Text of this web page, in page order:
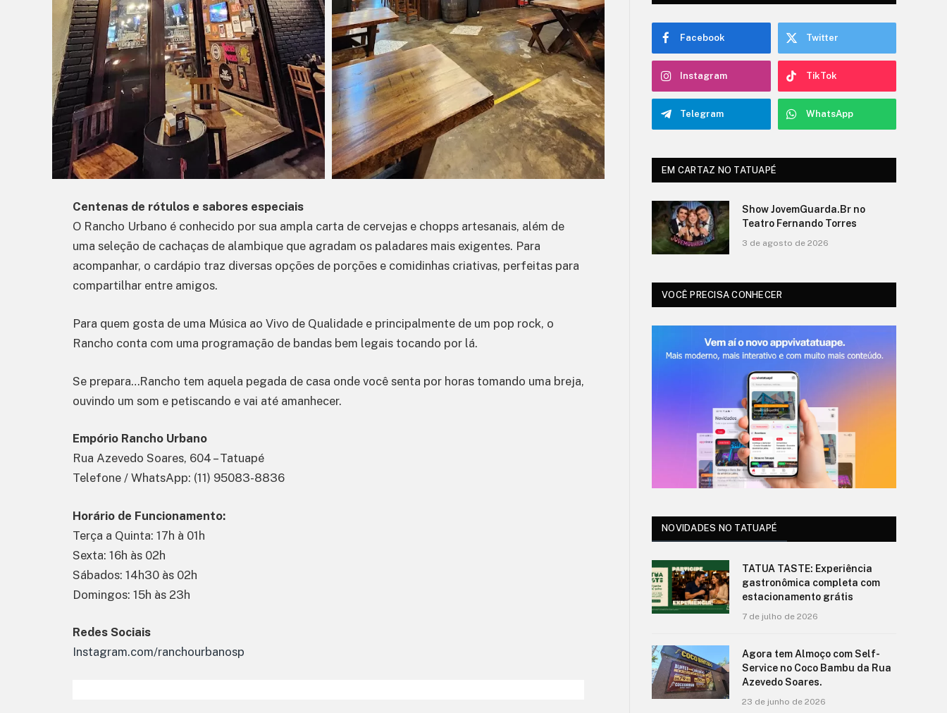
Centenas de rótulos e sabores especiais
O Rancho Urbano é conhecido por sua ampla carta de cervejas e chopps artesanais, além de
uma seleção de cachaças de alambique que agradam os paladares mais exigentes. Para
acompanhar, o cardápio traz diversas opções de porções e comidinhas criativas, perfeitas para
compartilhar entre amigos.
Para quem gosta de uma Música ao Vivo de Qualidade e principalmente de um pop rock, o
Rancho conta com uma programação de bandas bem legais tocando por lá.
Se prepara…Rancho tem aquela pegada de casa onde você senta por horas tomando uma breja,
ouvindo um som e petiscando e vai até amanhecer.
Empório Rancho Urbano
Rua Azevedo Soares, 604 – Tatuapé
Telefone / WhatsApp: (11) 95083-8836
Horário de Funcionamento:
Terça a Quinta: 17h à 01h
Sexta: 16h às 02h
Sábados: 14h30 às 02h
Domingos: 15h às 23h
Redes Sociais
Instagram.com/ranchourbanosp
Facebook Twitter
Instagram TikTok
Telegram WhatsApp
EM CARTAZ NO TATUAPÉ
Tô Falando! no Teatro Fernando
Show JovemGuarda.Br no
Teatro Fernando Torres
3 de agosto de 2026
VOCÊ PRECISA CONHECER
NOVIDADES NO TATUAPÉ
TATUA TASTE: Experiência
gastronômica completa com
estacionamento grátis
7 de julho de 2026
Agora tem Almoço com Self-
Service no Coco Bambu da Rua
Azevedo Soares.
23 de junho de 2026